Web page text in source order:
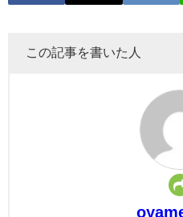
この記事を書いた人